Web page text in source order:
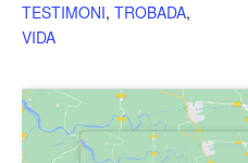
TESTIMONI, TROBADA,
VIDA